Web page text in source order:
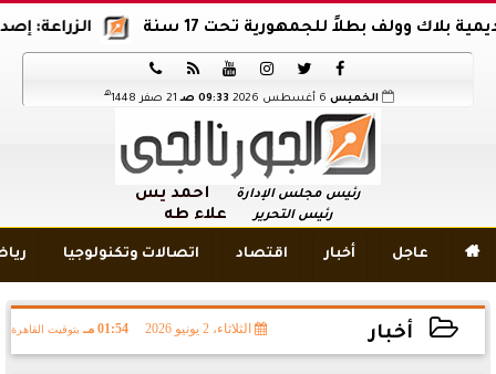
الزراعة: إصدار 12 ألف موافقة وتصريح بالمبيدات خلال 6 شهور وولف بطلاً للجمهورية تحت 17 سنة






الخميس 09:33 صـ 21 صفر 1448 هـ
رئيس مجلس الإدارة أحمد يس
رئيس التحرير علاء طه
 عاجل أخبار اقتصاد اتصالات وتكنولوجيا
أخبار الثلاثاء، 2 يونيو 2026 01:54 مـ بتوقيت القاهرة